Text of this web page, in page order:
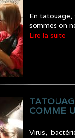
En tatouage,
sommes on
Lire la suite
COMME
Virus,